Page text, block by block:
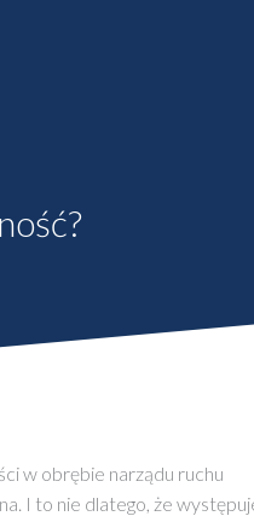
w obrębie narządu ruchu
I to nie dlatego, że